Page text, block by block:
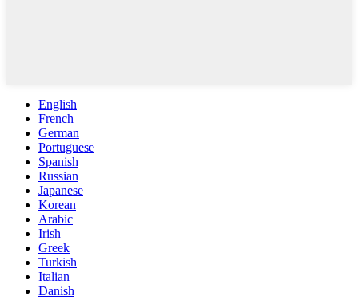
English
French
German
Portuguese
Spanish
Russian
Japanese
Korean
Arabic
Irish
Greek
Turkish
Italian
Danish